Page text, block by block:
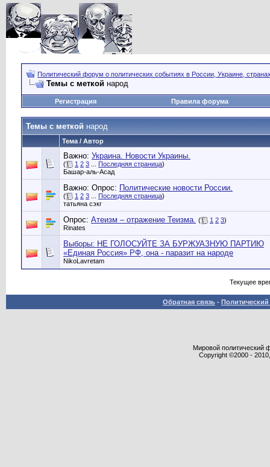
Политический форум о политических событиях в России, Украине,
Темы с меткой народ
Регистрация Правила форума
Темы с меткой народ
Тема / Автор
Важно: Украина. Новости Украины.
( 1 2 3 Последняя страница)
Башар-аль-Асад
Важно: Опрос: Политические новости России.
( 1 2 3 Последняя страница)
татьяна сэкг
Опрос: Атеизм – отражение Теизма. ( 1 2 3)
Rinates
Выборы: НЕ ГОЛОСУЙТЕ ЗА БУРЖУАЗНУЮ ПАРТИЮ
«Единая Россия» РФ, она - паразит на народе
NikoLavretam
Текущее
Обратная связь -
Мировой политический
Copyright ©2000 -